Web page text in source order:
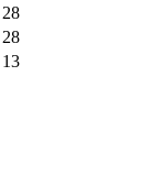
28
28
13